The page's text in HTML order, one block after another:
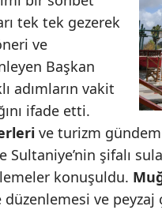
tek tek gezerek
ve
Başkan
adımların vakit
ifade etti.
ve turizm
Sultaniye’nin şifalı
konuşuldu.
ve peyzaj